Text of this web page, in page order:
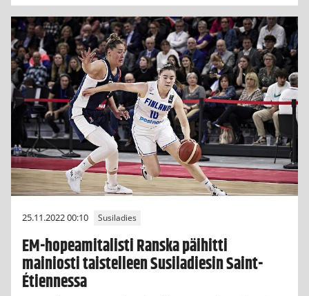
25.11.2022 00:10 Susiladies
EM-hopeamitalisti Ranska päihitti
mainiosti taistelleen Susiladiesin Saint-
Étiennessa